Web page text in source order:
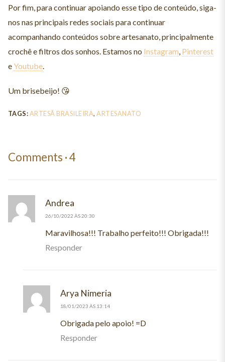
Por fim, para continuar apoiando esse tipo de conteúdo, siga-
nos nas principais redes sociais para continuar
acompanhando conteúdos sobre artesanato, principalmente
crochê e filtros dos sonhos. Estamos no Instagram, Pinterest
eYoutube.
Um brisebeijo! 😘
TAGS:ARTESÃ BRASILEIRA,ARTESANATO
Comments ·4
Andrea
26/10/2022 ÀS 20:30
Maravilhosa!!! Trabalho perfeito!!! Obrigada!!!
Responder
Arya Nimeria
18/01/2023 ÀS 13:14
Obrigada pelo apoio! =D
Responder